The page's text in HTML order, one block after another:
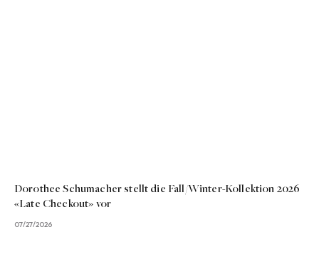
Dorothee Schumacher stellt die Fall/Winter-Kollektion 2026
«Late Checkout» vor
07/27/2026